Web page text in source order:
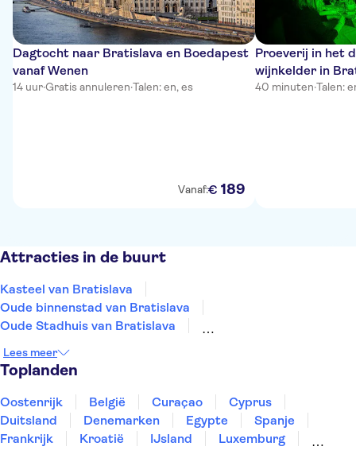
Dagtocht naar Bratislava en Boedapest
vanaf Wenen
14 uur·Gratis annuleren·Talen: en, es
Vanaf:€ 189
Proeverij in het
wijnkelder in
40 minuten·Talen:
Attracties in de buurt
Kasteel van Bratislava
Oude binnenstad van Bratislava
Oude Stadhuis van Bratislava
Slavin
Multium Gallery
UFO observatiedek
Lees meer
Toplanden
Oostenrijk België Curaçao
Cyprus
Duitsland
Denemarken Egypte
Spanje
Frankrijk
Kroatië IJsland
Luxemburg